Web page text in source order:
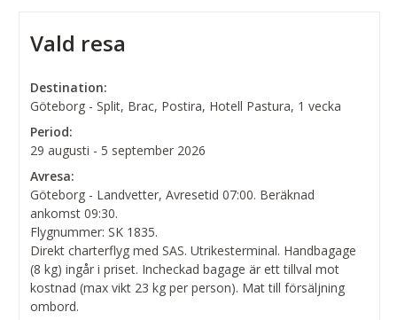
Vald resa
Destination:
Göteborg - Split, Brac, Postira, Hotell Pastura, 1 vecka
Period:
29 augusti - 5 september 2026
Avresa:
Göteborg - Landvetter, Avresetid 07:00. Beräknad
ankomst 09:30.
Flygnummer: SK 1835.
Direkt charterflyg med SAS. Utrikesterminal. Handbagage
(8 kg) ingår i priset. Incheckad bagage är ett tillval mot
kostnad (max vikt 23 kg per person). Mat till försäljning
ombord.